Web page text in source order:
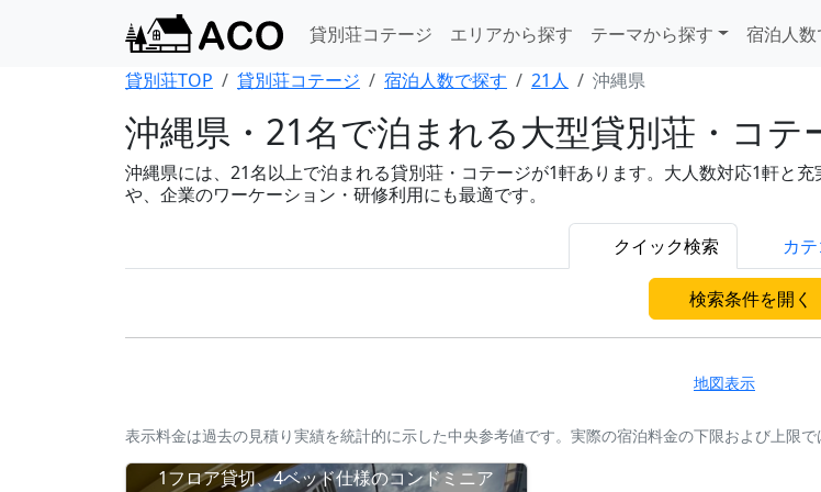
貸別荘コテージ エリアから探す テーマから探す 宿泊人
貸別荘TOP
貸別荘コテージ 宿泊人数で探す 21人 沖縄県
沖縄県・21名で泊まれる大型貸別荘・コテ
沖縄県には、21名以上で泊まれる貸別荘・コテージが1軒あります。大人数対応1軒と
や、企業のワーケーション・研修利用にも最適です。
クイック検索 カ
検索条件を開く
地図表示
表示料金は過去の見積り実績を統計的に示した中央参考値です。実際の宿泊料金の下限および上限で
1フロア貸切、4ベッド仕様のコンドミニア